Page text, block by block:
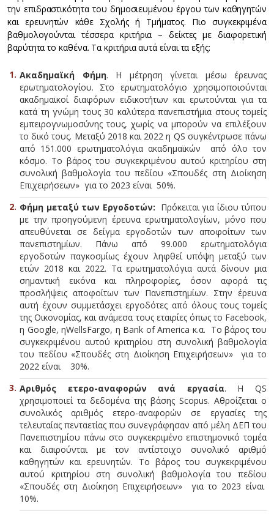
την επιδραστικότητα του δημοσιευμένου έργου των καθηγητών
και ερευνητών κάθε Σχολής ή Τμήματος. Πιο συγκεκριμένα
βαθμολογούνται τέσσερα κριτήρια – δείκτες με διαφορετική
βαρύτητα το καθένα. Τα κριτήρια αυτά είναι τα εξής:
Ακαδημαϊκή Φήμη. Η μέτρηση γίνεται μέσω έρευνας
ερωτηματολογίου. Στο ερωτηματολόγιο χρησιμοποιούνται
ακαδημαϊκοί διαφόρων ειδικοτήτων και ερωτούνται για τα
κατά τη γνώμη τους 30 καλύτερα πανεπιστήμια στους τομείς
εμπειρογνωμοσύνης τους, χωρίς να μπορούν να επιλέξουν
το δικό τους. Μεταξύ 2018 και 2022 η QS συγκέντρωσε πάνω
από 151.000 ερωτηματολόγια ακαδημαϊκών από όλο τον
κόσμο. Το βάρος του συγκεκριμένου αυτού κριτηρίου στη
συνολική βαθμολογία του πεδίου «Σπουδές στη Διοίκηση
Επιχειρήσεων» για το 2023 είναι 50%.
Φήμη μεταξύ των Εργοδοτών: Πρόκειται για ίδιου τύπου
με την προηγούμενη έρευνα ερωτηματολογίων, μόνο που
απευθύνεται σε δείγμα εργοδοτών των αποφοίτων των
πανεπιστημίων. Πάνω από 99.000 ερωτηματολόγια
εργοδοτών παγκοσμίως έχουν ληφθεί υπόψη μεταξύ των
ετών 2018 και 2022. Τα ερωτηματολόγια αυτά δίνουν μια
σημαντική εικόνα και πληροφορίες, όσον αφορά τις
προσλήψεις αποφοίτων των Πανεπιστημίων. Στην έρευνα
αυτή έχουν συμμετάσχει εργοδότες από όλους τους τομείς
της Οικονομίας, και ανάμεσα τους εταιρίες όπως το Facebook,
η Google, ηWellsFargo, η Bank of America κ.α. Το βάρος του
συγκεκριμένου αυτού κριτηρίου στη συνολική βαθμολογία
του πεδίου «Σπουδές στη Διοίκηση Επιχειρήσεων» για το
2022 είναι 30%.
Αριθμός ετερο-αναφορών ανά εργασία. Η QS
χρησιμοποιεί τα δεδομένα της βάσης Scopus. Αθροίζεται ο
συνολικός αριθμός ετερο-αναφορών σε εργασίες της
τελευταίας πενταετίας που συνεγράφησαν από μέλη ΔΕΠ του
Πανεπιστημίου πάνω στο συγκεκριμένο επιστημονικό τομέα
και διαιρούνται με τον αντίστοιχο συνολικό αριθμό
καθηγητών και ερευνητών. Το βάρος του συγκεκριμένου
αυτού κριτηρίου στη συνολική βαθμολογία του πεδίου
«Σπουδές στη Διοίκηση Επιχειρήσεων» για το 2023 είναι
10%.